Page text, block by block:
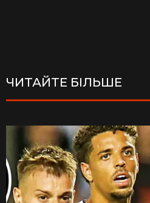
ЧИТАЙТЕ БІЛЬШЕ